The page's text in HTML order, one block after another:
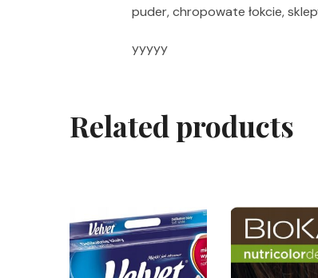
puder, chropowate łokcie,
yyyyy
Related products